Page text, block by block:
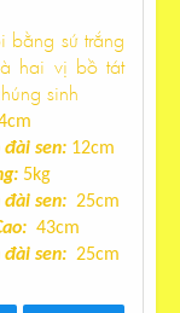
bằng sứ trắng
hai vị bồ tát
sinh
đài sen: 12cm
5kg
sen: 25cm
43cm
sen: 25cm